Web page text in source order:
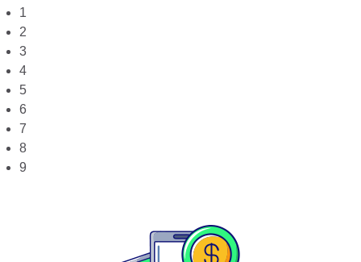
1
2
3
4
5
6
7
8
9